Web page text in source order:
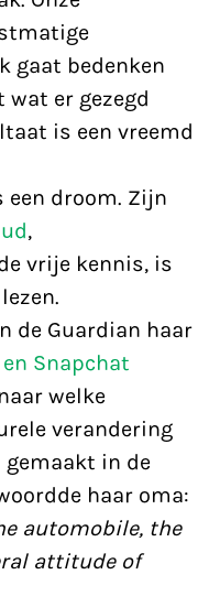
gaat bedenken
wat er gezegd
is een vreemd
een droom. Zijn
,
vrije kennis, is
de Guardian haar
Snapchat
welke
verandering
in de
haar oma:
automobile, the
attitude of